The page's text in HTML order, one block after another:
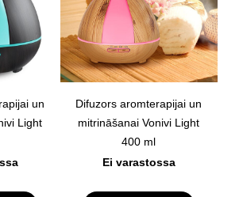
un
Light
Difuzors aromterapijai un
mitrināšanai Vonivi Light
400 ml
Ei varastossa